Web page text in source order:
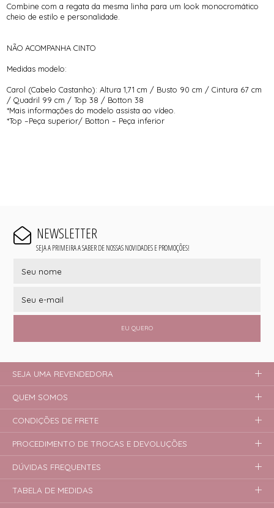
Combine com a regata da mesma linha para um look monocromático
cheio de estilo e personalidade.
NÃO ACOMPANHA CINTO
Medidas modelo:
Carol (Cabelo Castanho): Altura 1,71 cm / Busto 90 cm / Cintura 67 cm
/ Quadril 99 cm / Top 38 / Botton 38
*Mais informações do modelo assista ao vídeo.
*Top –Peça superior/ Botton – Peça inferior
NEWSLETTER
SEJA A PRIMEIRA A SABER DE NOSSAS NOVIDADES E PROMOÇÕES!
EU QUERO
SEJA UMA REVENDEDORA
QUEM SOMOS
CONDIÇÕES DE FRETE
PROCEDIMENTO DE TROCAS E DEVOLUÇÕES
DÚVIDAS FREQUENTES
TABELA DE MEDIDAS